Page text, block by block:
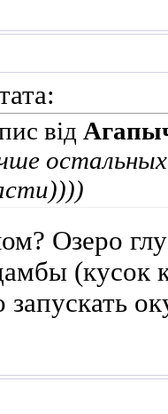
від
Озеро
(кусок
запускать